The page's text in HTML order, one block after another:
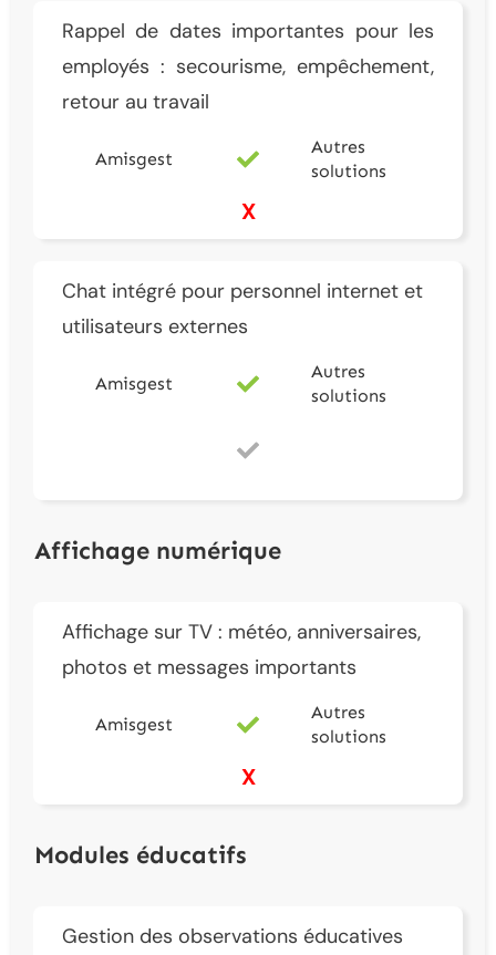
Rappel de dates importantes pour les
employés : secourisme, empêchement,
retour au travail
Amisgest
Autres
solutions
X
Chat intégré pour personnel internet et
utilisateurs externes
Amisgest
Autres
solutions
Affichage numérique
Affichage sur TV : météo, anniversaires,
photos et messages importants
Amisgest
Autres
solutions
X
Modules éducatifs
Gestion des observations éducatives